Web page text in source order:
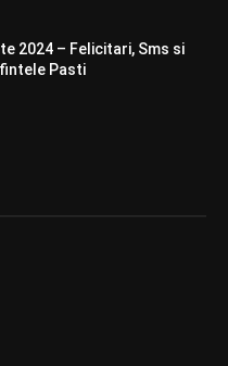
2024 – Felicitari, Sms si
Pasti